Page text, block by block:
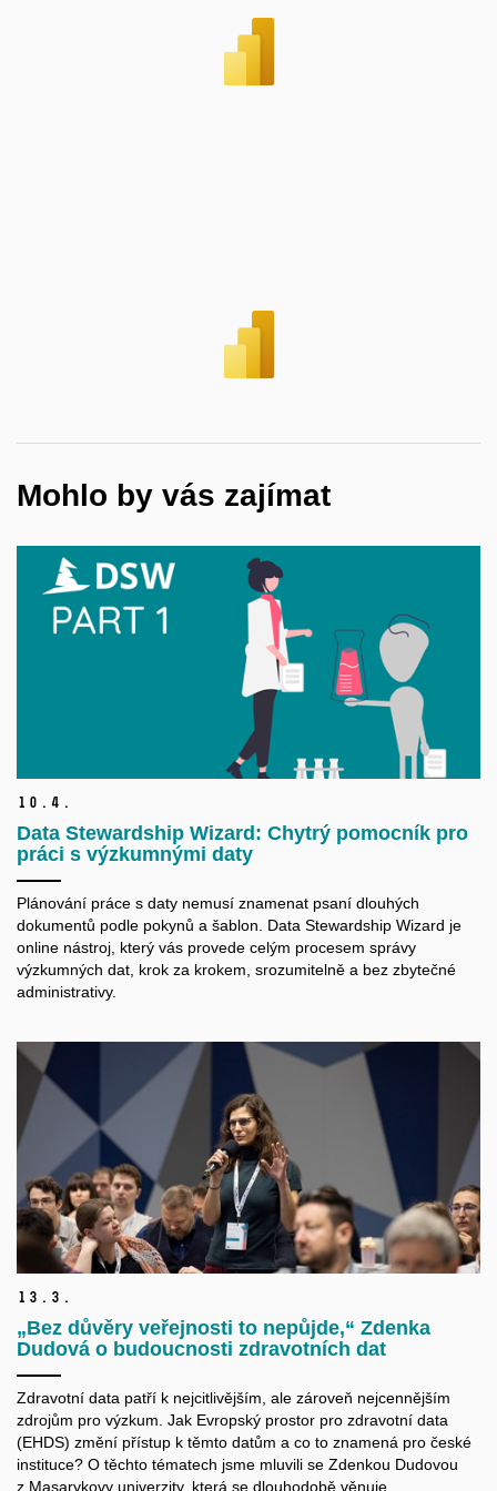
Mohlo by vás zajímat
10. 4.
Data Stewardship Wizard: Chytrý pomocník pro
práci s výzkumnými daty
Plánování práce s daty nemusí znamenat psaní dlouhých
dokumentů podle pokynů a šablon. Data Stewardship Wizard je
online nástroj, který vás provede celým procesem správy
výzkumných dat, krok za krokem, srozumitelně a bez zbytečné
administrativy.
13. 3.
„Bez důvěry veřejnosti to nepůjde,“ Zdenka
Dudová o budoucnosti zdravotních dat
Zdravotní data patří k nejcitlivějším, ale zároveň nejcennějším
zdrojům pro výzkum. Jak Evropský prostor pro zdravotní data
(EHDS) změní přístup k těmto datům a co to znamená pro české
instituce? O těchto tématech jsme mluvili se Zdenkou Dudovou
z Masarykovy univerzity, která se dlouhodobě věnuje